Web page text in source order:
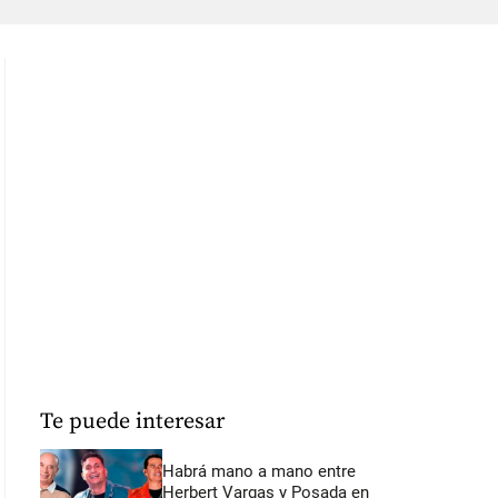
Te puede interesar
Habrá mano a mano entre
Herbert Vargas y Posada en